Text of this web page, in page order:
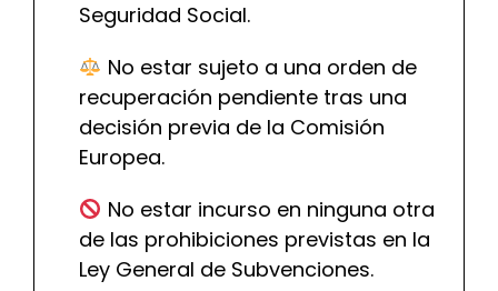
Seguridad Social.
No estar sujeto a una orden de
recuperación pendiente tras una
decisión previa de la Comisión
Europea.
No estar incurso en ninguna otra
de las prohibiciones previstas en la
Ley General de Subvenciones.